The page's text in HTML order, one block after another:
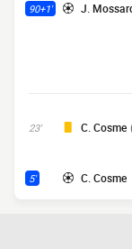
90+1' J.
23' C. Cosme
5' C. Cosme